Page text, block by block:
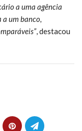
a uma agência
a um banco,
, destacou